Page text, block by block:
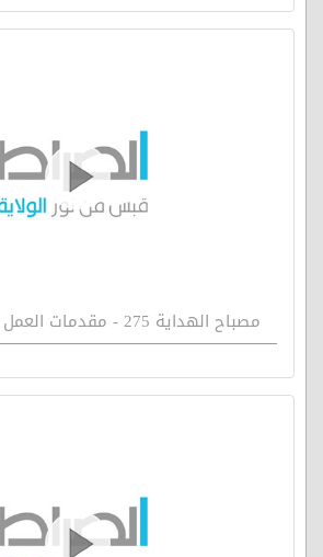
مصباح الهداية 275 - مقدمات العمل بالحق